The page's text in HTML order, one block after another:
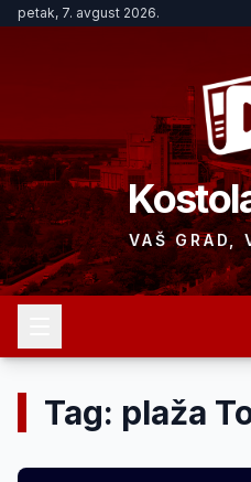
petak, 7. avgust 2026.
VAŠ GRAD,
Tag: plaža